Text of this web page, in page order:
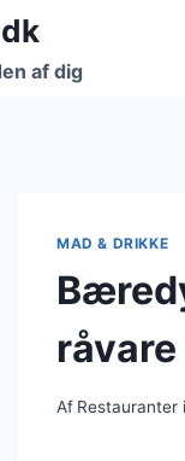
af dig
MAD & DRIKKE
råvare
Af Restauranter